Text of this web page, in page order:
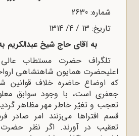
شماره: 2630
تاریخ: 13 / 4/ 1314
به آقای حاج شیخ عبدالکریم
تلگراف حضرت مستطاب
اعلیحضرت همایون شاهنشاهی
که اوضاع حاضره خلاف
جعفری است، با وجود سوابق
‌تعجب ‌و تغیّر خاطر مهر مظاهر
قسم ‌افتراها می‌زنند امر صادر
‌تعقیب‌ در آورند. اگر نظر